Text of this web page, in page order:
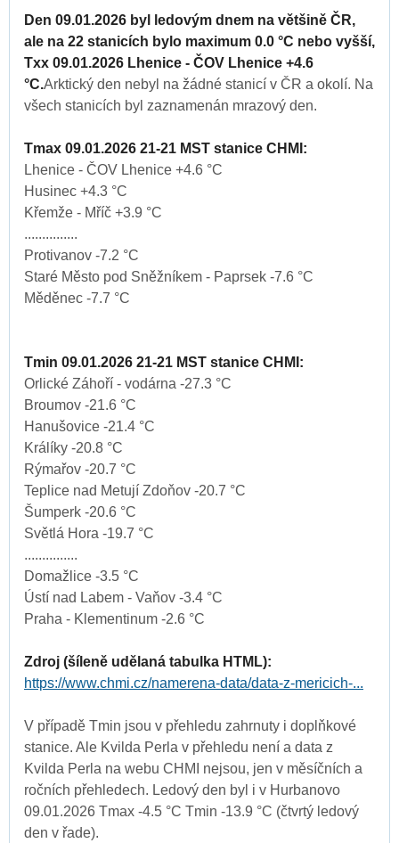
Den 09.01.2026 byl ledovým dnem na většině ČR,
ale na 22 stanicích bylo maximum 0.0 °C nebo vyšší,
Txx 09.01.2026 Lhenice - ČOV Lhenice +4.6
°C.Arktický den nebyl na žádné stanicí v ČR a okolí. Na
všech stanicích byl zaznamenán mrazový den.
Tmax 09.01.2026 21-21 MST stanice CHMI:
Lhenice - ČOV Lhenice +4.6 °C
Husinec +4.3 °C
Křemže - Mříč +3.9 °C
...............
Protivanov -7.2 °C
Staré Město pod Sněžníkem - Paprsek -7.6 °C
Měděnec -7.7 °C
Tmin 09.01.2026 21-21 MST stanice CHMI:
Orlické Záhoří - vodárna -27.3 °C
Broumov -21.6 °C
Hanušovice -21.4 °C
Králíky -20.8 °C
Rýmařov -20.7 °C
Teplice nad Metují Zdoňov -20.7 °C
Šumperk -20.6 °C
Světlá Hora -19.7 °C
...............
Domažlice -3.5 °C
Ústí nad Labem - Vaňov -3.4 °C
Praha - Klementinum -2.6 °C
Zdroj (šíleně udělaná tabulka HTML):
https://www.chmi.cz/namerena-data/data-z-mericich-...
V případě Tmin jsou v přehledu zahrnuty i doplňkové
stanice. Ale Kvilda Perla v přehledu není a data z
Kvilda Perla na webu CHMI nejsou, jen v měsíčních a
ročních přehledech. Ledový den byl i v Hurbanovo
09.01.2026 Tmax -4.5 °C Tmin -13.9 °C (čtvrtý ledový
den v řade).